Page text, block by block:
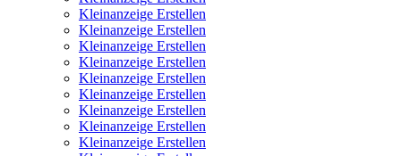
Kleinanzeige Erstellen
Kleinanzeige Erstellen
Kleinanzeige Erstellen
Kleinanzeige Erstellen
Kleinanzeige Erstellen
Kleinanzeige Erstellen
Kleinanzeige Erstellen
Kleinanzeige Erstellen
Kleinanzeige Erstellen